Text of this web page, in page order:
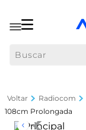
Radiocom
108cm Prolongada